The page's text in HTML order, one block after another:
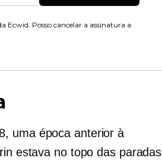
Ecwid. Posso cancelar a assinatura a
uma época anterior à
estava no topo das paradas